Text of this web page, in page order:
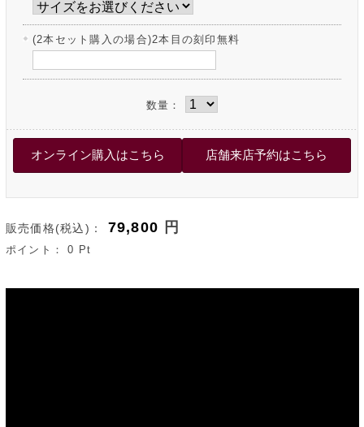
(2本セット購入の場合)2本目の刻印無料
数量：
販売価格(税込)： 79,800 円
ポイント：0 Pt